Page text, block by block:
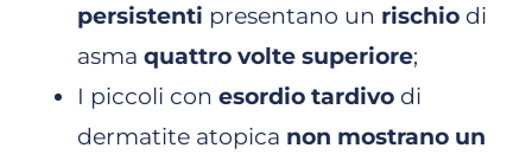
persistenti presentano un rischio di
asma quattro volte superiore;
I piccoli con esordio tardivo di
dermatite atopica non mostrano un